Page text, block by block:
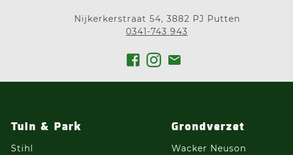
Nijkerkerstraat 54, 3882 PJ Putten
0341-743 943
Tuin & Park
Stihl
Grondverzet
Wacker Neuson